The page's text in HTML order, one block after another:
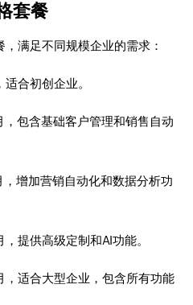
套餐
满足不同规模企业的需求：
合初创企业。
包含基础客户管理和销售自动
增加营销自动化和数据分析功
提供高级定制和AI功能。
适合大型企业，包含所有功能